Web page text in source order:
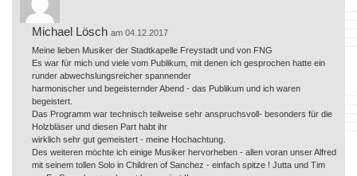
Michael Lösch am 04.12.2017
Meine lieben Musiker der Stadtkapelle Freystadt und von FNG
Es war für mich und viele vom Publikum, mit denen ich gesprochen hatte ein
runder abwechslungsreicher spannender
harmonischer und begeisternder Abend - das Publikum und ich waren
begeistert.
Das Programm war technisch teilweise sehr anspruchsvoll- besonders für die
Holzbläser und diesen Part habt ihr
wirklich sehr gut gemeistert - meine Hochachtung.
Des weiteren möchte ich einige Musiker hervorheben - allen voran unser Alfred
mit seinem tollen Solo in Children of Sanchez - einfach spitze ! Jutta und Tim